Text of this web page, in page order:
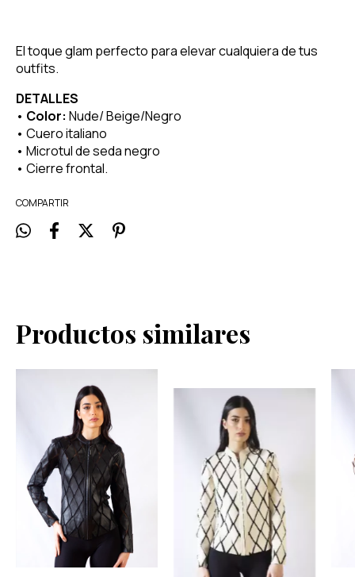
El toque glam perfecto para elevar cualquiera de tus
outfits.
DETALLES
• Color: Nude/ Beige/Negro
• Cuero italiano
• Microtul de seda negro
• Cierre frontal.
COMPARTIR
Productos similares